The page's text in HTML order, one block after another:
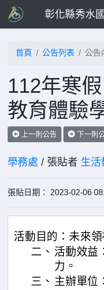
彰化縣秀水
首頁 公告列表 公告
112年寒
教育體驗
上一則公告 下一則
學務處 / 張貼者 生活
張貼日期： 2023-02-06
活動目的：未來
二、 活動效益
力。
三、 主辦單位